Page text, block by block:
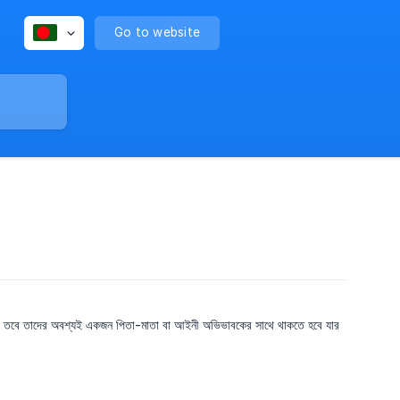
Go to website
তাদের অবশ্যই একজন পিতা-মাতা বা আইনী অভিভাবকের সাথে থাকতে হবে যার